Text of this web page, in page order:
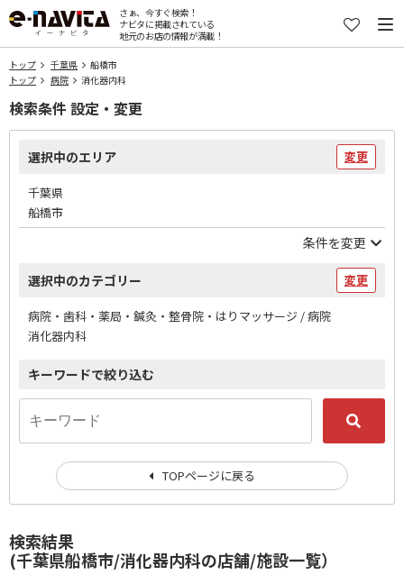
さぁ、今すぐ検索！
ナビタに掲載されている
地元のお店の情報が満載！
トップ 千葉県
船橋市
トップ
病院 消化器内科
検索結果
(千葉県船橋市/消化器内科の店舗/施設一覧）
検索条件 設定・変更
選択中のエリア 変更
千葉県
船橋市
条件を変更
選択中のカテゴリー 変更
病院・歯科・薬局・鍼灸・整骨院・はりマッサージ / 病院
消化器内科
キーワードで絞り込む
TOPページに戻る